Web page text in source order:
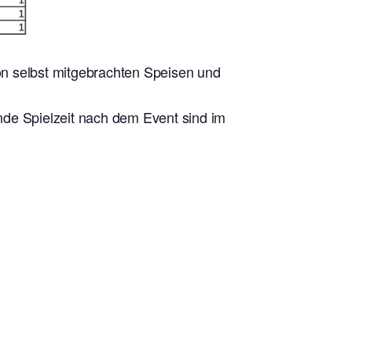
selbst mitgebrachten Speisen und
Spielzeit nach dem Event sind im